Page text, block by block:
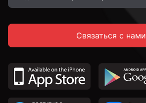
Связаться с нами